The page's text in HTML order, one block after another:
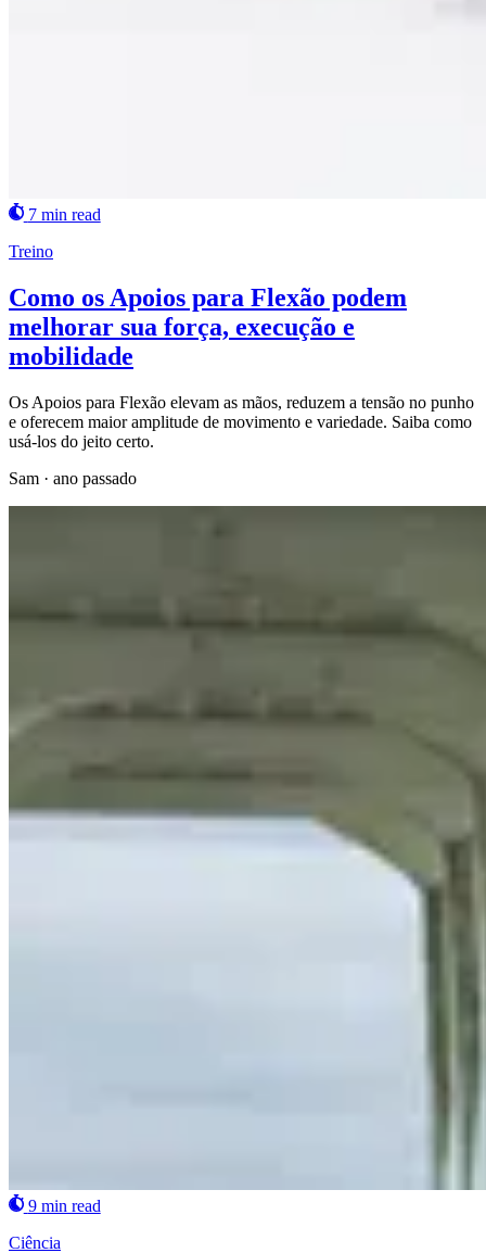
7 min read
Treino
Como os Apoios para Flexão podem
melhorar sua força, execução e
mobilidade
Os Apoios para Flexão elevam as mãos, reduzem a tensão no punho
e oferecem maior amplitude de movimento e variedade. Saiba como
usá-los do jeito certo.
Sam · ano passado
9 min read
Ciência